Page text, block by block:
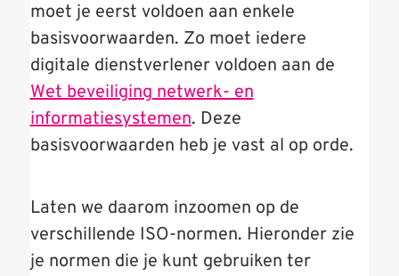
moet je eerst voldoen aan enkele
basisvoorwaarden. Zo moet iedere
digitale dienstverlener voldoen aan de
Wet beveiliging netwerk- en
informatiesystemen. Deze
basisvoorwaarden heb je vast al op orde.
Laten we daarom inzoomen op de
verschillende ISO-normen. Hieronder zie
je normen die je kunt gebruiken ter